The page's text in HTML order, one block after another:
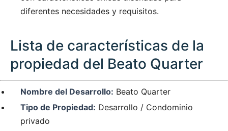
diferentes necesidades y requisitos.
Lista de características de la
propiedad del Beato Quarter
Nombre del Desarrollo: Beato Quarter
Tipo de Propiedad: Desarrollo / Condominio
privado